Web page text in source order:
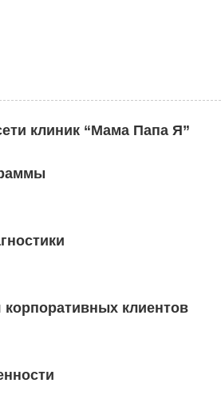
клиник “Мама Папа Я”
клиентов